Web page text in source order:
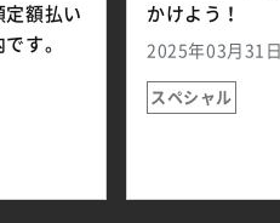
定額払い
す。
かけよう！
2025年03月31日
スペシャル